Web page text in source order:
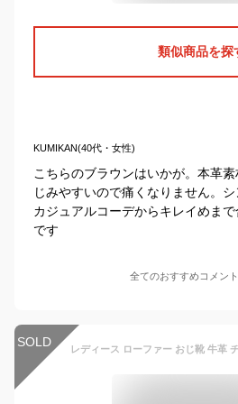
類似商品を探
KUMIKAN(40代・女性)
こちらのブラウンはいかが。本革
じみやすいので痛くなりません。シ
カジュアルコーデからキレイめま
です
全てのおすすめコメント
SOLD